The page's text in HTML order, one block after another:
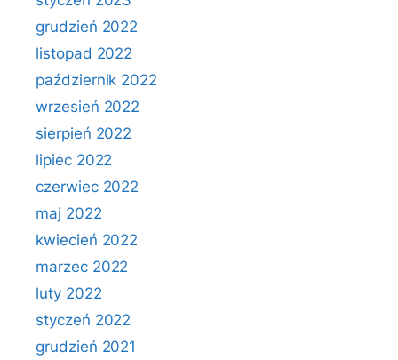
grudzień 2022
listopad 2022
październik 2022
wrzesień 2022
sierpień 2022
lipiec 2022
czerwiec 2022
maj 2022
kwiecień 2022
marzec 2022
luty 2022
styczeń 2022
grudzień 2021